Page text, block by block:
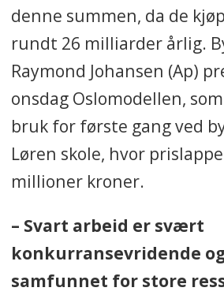
denne summen, da de
rundt 26 milliarder årlig.
Raymond Johansen (Ap)
onsdag Oslomodellen,
bruk for første gang ved
Løren skole, hvor
millioner kroner.
– Svart arbeid er svært
konkurransevridende
samfunnet for store